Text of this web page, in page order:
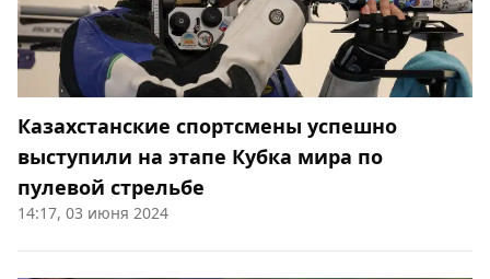
Казахстанские спортсмены успешно
выступили на этапе Кубка мира по
пулевой стрельбе
14:17, 03 июня 2024